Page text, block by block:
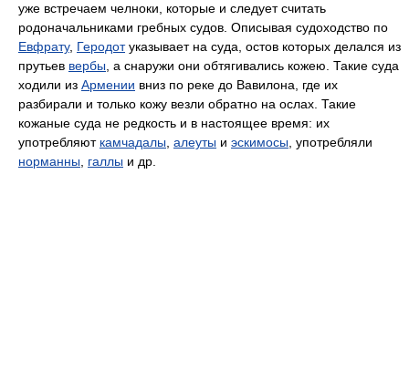
уже встречаем челноки, которые и следует считать
родоначальниками гребных судов. Описывая судоходство по
Евфрату, Геродотуказывает на суда, остов которых делался из
прутьев вербы, а снаружи они обтягивались кожею. Такие суда
ходили из Армении вниз по реке до Вавилона, где их
разбирали и только кожу везли обратно на ослах. Такие
кожаные суда не редкость и в настоящее время: их
употребляют камчадалы, алеуты и эскимосы, употребляли
норманны, галлы и др.